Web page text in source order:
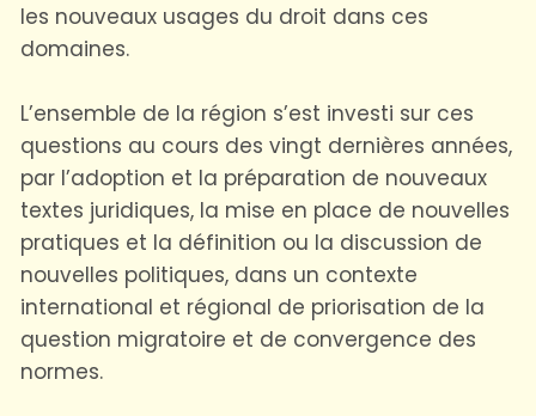
les nouveaux usages du droit dans ces
domaines.
L’ensemble de la région s’est investi sur ces
questions au cours des vingt dernières années,
par l’adoption et la préparation de nouveaux
textes juridiques, la mise en place de nouvelles
pratiques et la définition ou la discussion de
nouvelles politiques, dans un contexte
international et régional de priorisation de la
question migratoire et de convergence des
normes.